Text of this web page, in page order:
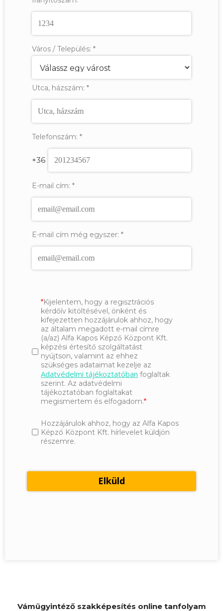
Város / Település: *
Utca, házszám: *
Telefonszám: *
+36
E-mail cím: *
E-mail cím még egyszer: *
Kijelentem, hogy a regisztrációs
kérdőív kitöltésével, önként és
kifejezetten hozzájárulok ahhoz, hogy
az általam megadott e-mail címre
(a/az) Alfa Kapos Képző Központ Kft.
képzési értesítő szolgáltatást
nyújtson, valamint az ehhez
szükséges adataimat kezelje az
Adatvédelmi tájékoztatóban foglaltak
szerint. Az adatvédelmi
tájékoztatóban foglaltakat
megismertem és elfogadom.
Hozzájárulok ahhoz, hogy az Alfa Kapos
Képző Központ Kft. hírlevelet küldjön
részemre.
Vámügyintéző szakképesítés online tanfolyam